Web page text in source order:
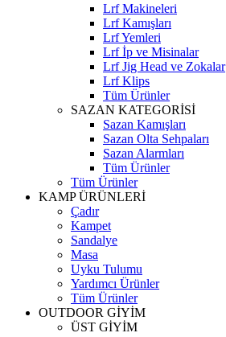
Lrf Makineleri
Lrf Kamışları
Lrf Yemleri
Lrf İp ve Misinalar
Lrf Jig Head ve Zokalar
Lrf Klips
Tüm Ürünler
SAZAN KATEGORİSİ
Sazan Kamışları
Sazan Olta Sehpaları
Sazan Alarmları
Tüm Ürünler
Tüm Ürünler
KAMP ÜRÜNLERİ
Çadır
Kampet
Sandalye
Masa
Uyku Tulumu
Yardımcı Ürünler
Tüm Ürünler
OUTDOOR GİYİM
ÜST GİYİM